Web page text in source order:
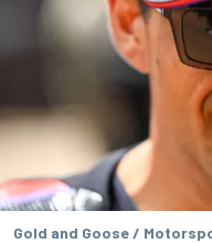
Gold and Goose /